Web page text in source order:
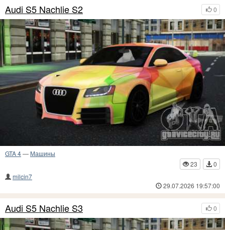
0
Audi S5 Nachlie S2
GTA 4— Машины
23
0
milcin7
29.07.2026 19:57:00
0
Audi S5 Nachlie S3